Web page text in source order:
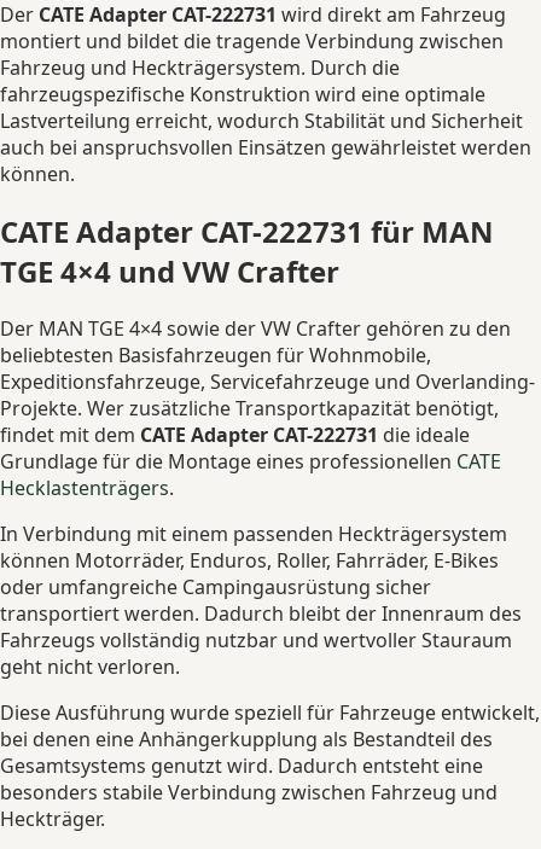
Der CATE Adapter CAT-222731 wird direkt am Fahrzeug
montiert und bildet die tragende Verbindung zwischen
Fahrzeug und Heckträgersystem. Durch die
fahrzeugspezifische Konstruktion wird eine optimale
Lastverteilung erreicht, wodurch Stabilität und Sicherheit
auch bei anspruchsvollen Einsätzen gewährleistet werden
können.
CATE Adapter CAT-222731 für MAN
TGE 4×4 und VW Crafter
Der MAN TGE 4×4 sowie der VW Crafter gehören zu den
beliebtesten Basisfahrzeugen für Wohnmobile,
Expeditionsfahrzeuge, Servicefahrzeuge und Overlanding-
Projekte. Wer zusätzliche Transportkapazität benötigt,
findet mit dem CATE Adapter CAT-222731 die ideale
Grundlage für die Montage eines professionellen CATE
Hecklastenträgers.
In Verbindung mit einem passenden Heckträgersystem
können Motorräder, Enduros, Roller, Fahrräder, E-Bikes
oder umfangreiche Campingausrüstung sicher
transportiert werden. Dadurch bleibt der Innenraum des
Fahrzeugs vollständig nutzbar und wertvoller Stauraum
geht nicht verloren.
Diese Ausführung wurde speziell für Fahrzeuge entwickelt,
bei denen eine Anhängerkupplung als Bestandteil des
Gesamtsystems genutzt wird. Dadurch entsteht eine
besonders stabile Verbindung zwischen Fahrzeug und
Heckträger.